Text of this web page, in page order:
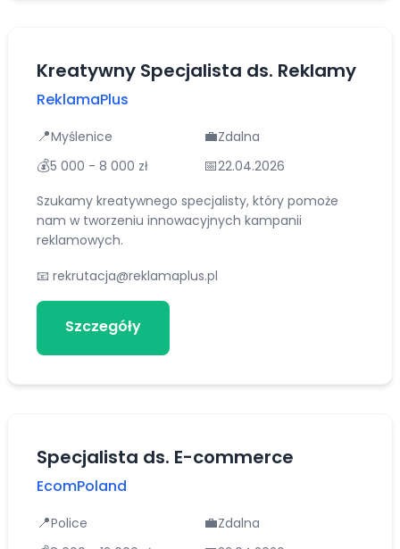
Kreatywny Specjalista ds. Reklamy
ReklamaPlus
📍Myślenice 💼Zdalna
💰5 000 - 8 000 zł 📅22.04.2026
Szukamy kreatywnego specjalisty, który pomoże
nam w tworzeniu innowacyjnych kampanii
reklamowych.
📧 rekrutacja@reklamaplus.pl
Szczegóły
Specjalista ds. E-commerce
EcomPoland
📍Police 💼Zdalna